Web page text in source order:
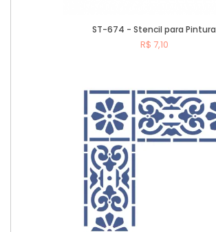
ST-674 - Stencil para Pintura
R$ 7,10